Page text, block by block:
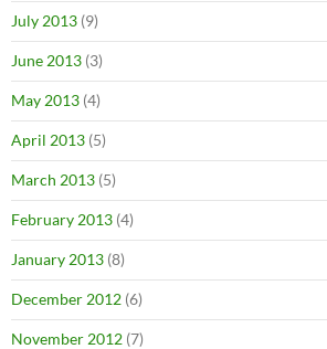
July 2013 (9)
June 2013 (3)
May 2013 (4)
April 2013 (5)
March 2013 (5)
February 2013 (4)
January 2013 (8)
December 2012 (6)
November 2012 (7)